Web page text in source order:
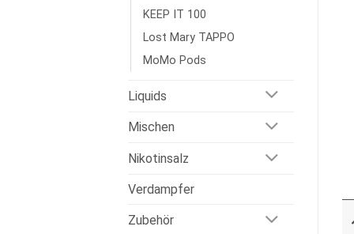
KEEP IT 100
Lost Mary TAPPO
MoMo Pods
Liquids
Mischen
Nikotinsalz
Verdampfer
Zubehör